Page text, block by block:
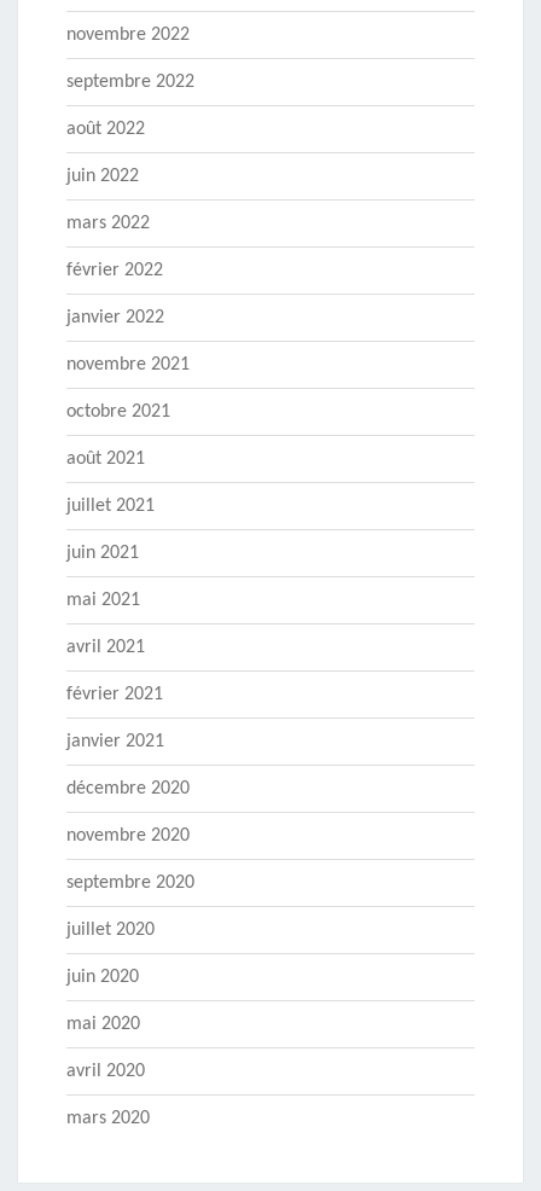
novembre 2022
septembre 2022
août 2022
juin 2022
mars 2022
février 2022
janvier 2022
novembre 2021
octobre 2021
août 2021
juillet 2021
juin 2021
mai 2021
avril 2021
février 2021
janvier 2021
décembre 2020
novembre 2020
septembre 2020
juillet 2020
juin 2020
mai 2020
avril 2020
mars 2020